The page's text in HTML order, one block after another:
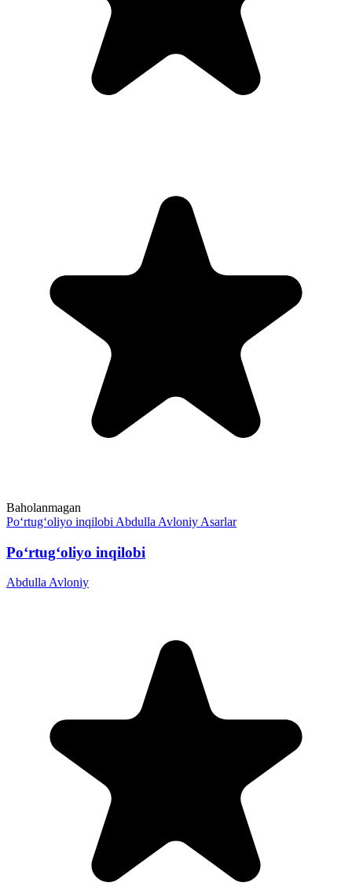
Baholanmagan
Po‘rtug‘oliyo inqilobi Abdulla Avloniy Asarlar
Po‘rtug‘oliyo inqilobi
Abdulla Avloniy